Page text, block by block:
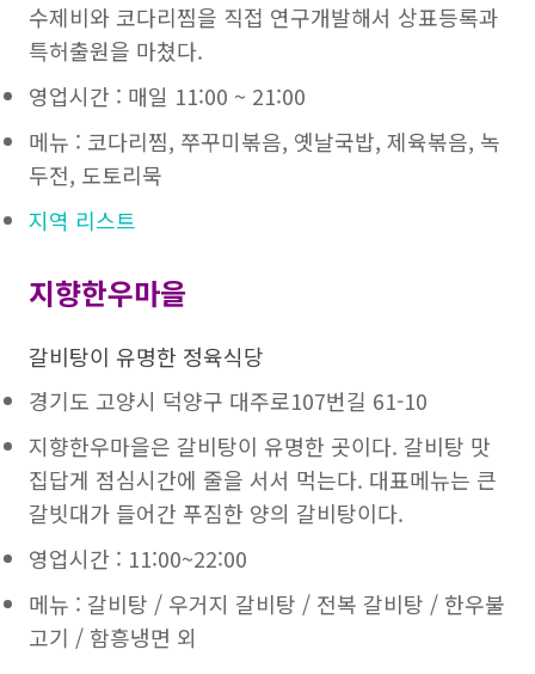
수제비와 코다리찜을 직접 연구개발해서 상표등록과
특허출원을 마쳤다.
영업시간 : 매일 11:00 ~ 21:00
메뉴 : 코다리찜, 쭈꾸미볶음, 옛날국밥, 제육볶음, 녹
두전, 도토리묵
지역 리스트
지향한우마을
갈비탕이 유명한 정육식당
경기도 고양시 덕양구 대주로107번길 61-10
지향한우마을은 갈비탕이 유명한 곳이다. 갈비탕 맛
집답게 점심시간에 줄을 서서 먹는다. 대표메뉴는 큰
갈빗대가 들어간 푸짐한 양의 갈비탕이다.
영업시간 : 11:00~22:00
메뉴 : 갈비탕 / 우거지 갈비탕 / 전복 갈비탕 / 한우불
고기 / 함흥냉면 외